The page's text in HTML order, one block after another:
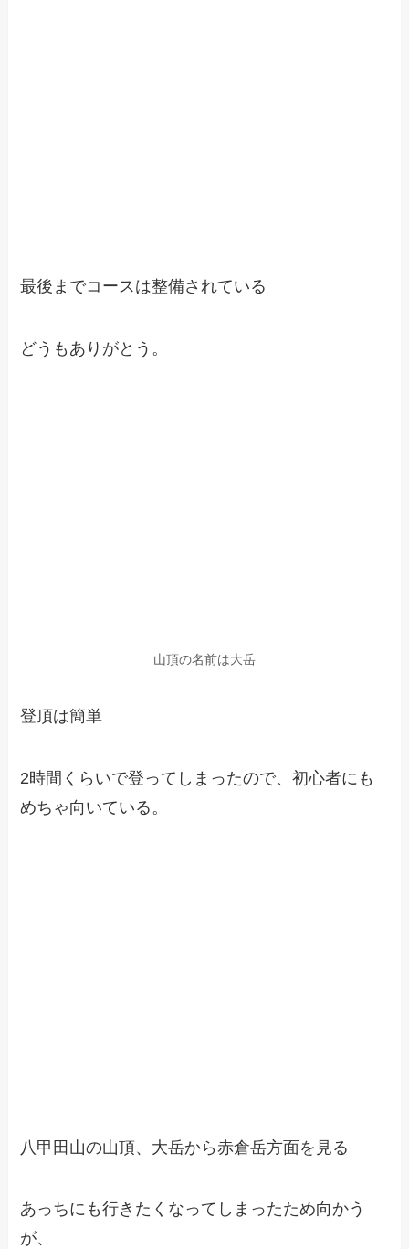
最後までコースは整備されている
どうもありがとう。
山頂の名前は大岳
登頂は簡単
2時間くらいで登ってしまったので、初心者にも
めちゃ向いている。
八甲田山の山頂、大岳から赤倉岳方面を見る
あっちにも行きたくなってしまったため向かう
が、